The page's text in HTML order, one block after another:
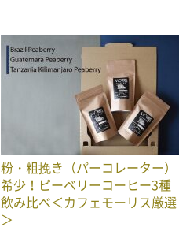
粉・粗挽き（パーコレーター）
希少！ピーベリーコーヒー3種
飲み比べ＜カフェモーリス厳選
＞